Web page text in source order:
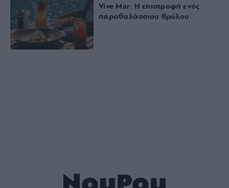
Vive Mar: Η επιστροφή ενός
παραθαλάσσιου θρύλου